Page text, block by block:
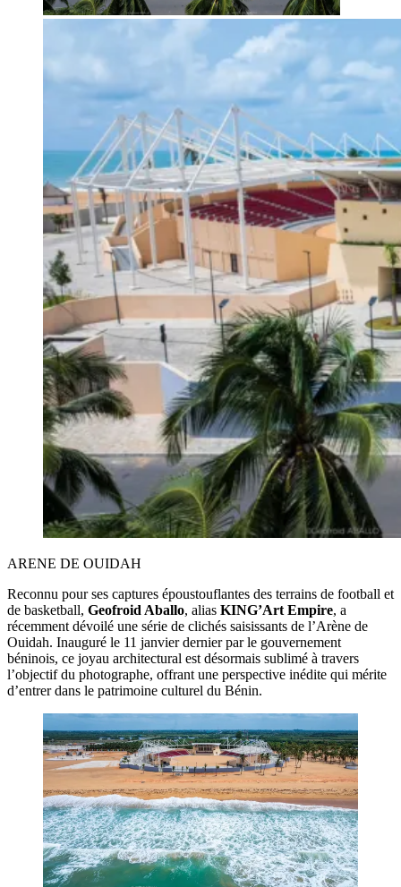
ARENE DE OUIDAH
Reconnu pour ses captures époustouflantes des terrains de football et
de basketball, Geofroid Aballo, alias KING’Art Empire, a
récemment dévoilé une série de clichés saisissants de l’Arène de
Ouidah. Inauguré le 11 janvier dernier par le gouvernement
béninois, ce joyau architectural est désormais sublimé à travers
l’objectif du photographe, offrant une perspective inédite qui mérite
d’entrer dans le patrimoine culturel du Bénin.